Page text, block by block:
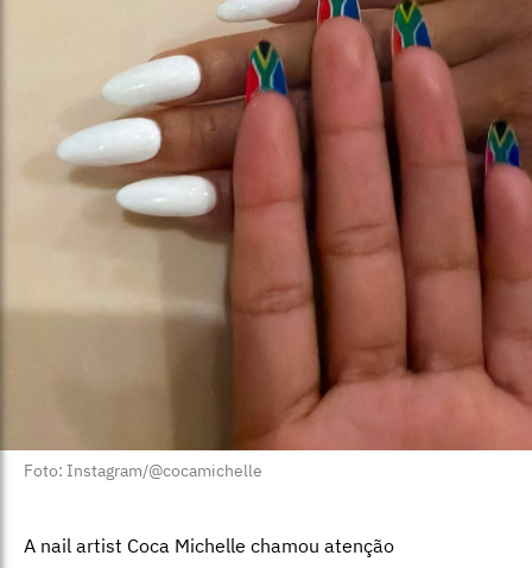
Foto: Instagram/@cocamichelle
A nail artist Coca Michelle chamou atenção